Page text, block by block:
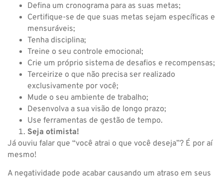
Defina um cronograma para as suas metas;
Certifique-se de que suas metas sejam específicas e
mensuráveis;
Tenha disciplina;
Treine o seu controle emocional;
Crie um próprio sistema de desafios e recompensas;
Terceirize o que não precisa ser realizado
exclusivamente por você;
Mude o seu ambiente de trabalho;
Desenvolva a sua visão de longo prazo;
Use ferramentas de gestão de tempo.
Seja otimista!
Já ouviu falar que “você atrai o que você deseja”? É por aí
mesmo!
A negatividade pode acabar causando um atraso em seus